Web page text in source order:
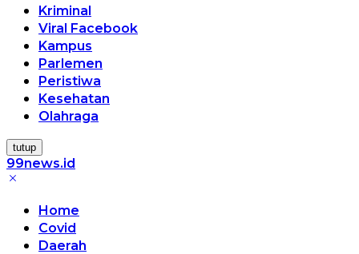
Kriminal
Viral Facebook
Kampus
Parlemen
Peristiwa
Kesehatan
Olahraga
tutup
99news.id
Terbaik
Home
Covid
Daerah